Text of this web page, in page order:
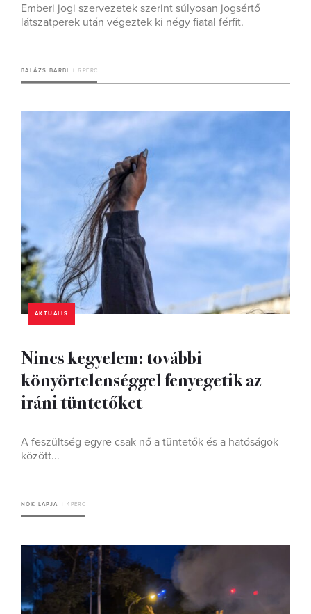
Emberi jogi szervezetek szerint súlyosan jogsértő
látszatperek után végeztek ki négy fiatal férfit.
BALÁZS BARBI 6 PERC
AKTUÁLIS
Nincs kegyelem: további
könyörtelenséggel fenyegetik az
iráni tüntetőket
A feszültség egyre csak nő a tüntetők és a hatóságok
között...
NŐK LAPJA 4 PERC